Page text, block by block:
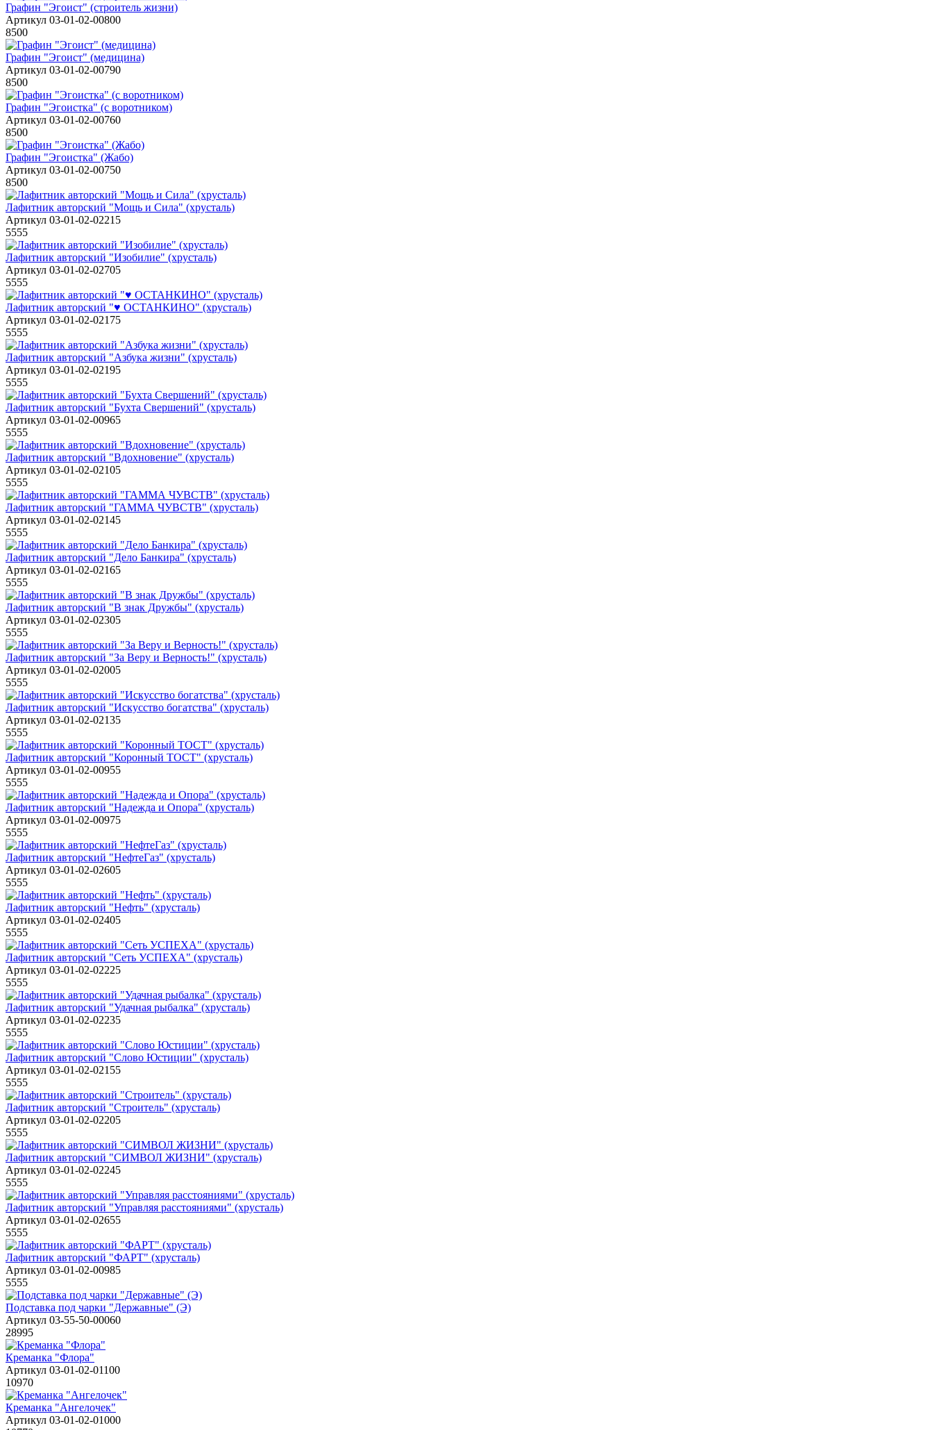
Графин "Эгоист" (строитель жизни)
Артикул 03-01-02-00800
8500
Графин "Эгоист" (медицина)
Артикул 03-01-02-00790
8500
Графин "Эгоистка" (с воротником)
Артикул 03-01-02-00760
8500
Графин "Эгоистка" (Жабо)
Артикул 03-01-02-00750
8500
Лафитник авторский "Мощь и Сила" (хрусталь)
Артикул 03-01-02-02215
5555
Лафитник авторский "Изобилие" (хрусталь)
Артикул 03-01-02-02705
5555
Лафитник авторский "♥ ОСТАНКИНО" (хрусталь)
Артикул 03-01-02-02175
5555
Лафитник авторский "Азбука жизни" (хрусталь)
Артикул 03-01-02-02195
5555
Лафитник авторский "Бухта Свершений" (хрусталь)
Артикул 03-01-02-00965
5555
Лафитник авторский "Вдохновение" (хрусталь)
Артикул 03-01-02-02105
5555
Лафитник авторский "ГАММА ЧУВСТВ" (хрусталь)
Артикул 03-01-02-02145
5555
Лафитник авторский "Дело Банкира" (хрусталь)
Артикул 03-01-02-02165
5555
Лафитник авторский "В знак Дружбы" (хрусталь)
Артикул 03-01-02-02305
5555
Лафитник авторский "За Веру и Верность!" (хрусталь)
Артикул 03-01-02-02005
5555
Лафитник авторский "Искусство богатства" (хрусталь)
Артикул 03-01-02-02135
5555
Лафитник авторский "Коронный ТОСТ" (хрусталь)
Артикул 03-01-02-00955
5555
Лафитник авторский "Надежда и Опора" (хрусталь)
Артикул 03-01-02-00975
5555
Лафитник авторский "НефтеГаз" (хрусталь)
Артикул 03-01-02-02605
5555
Лафитник авторский "Нефть" (хрусталь)
Артикул 03-01-02-02405
5555
Лафитник авторский "Сеть УСПЕХА" (хрусталь)
Артикул 03-01-02-02225
5555
Лафитник авторский "Удачная рыбалка" (хрусталь)
Артикул 03-01-02-02235
5555
Лафитник авторский "Слово Юстиции" (хрусталь)
Артикул 03-01-02-02155
5555
Лафитник авторский "Строитель" (хрусталь)
Артикул 03-01-02-02205
5555
Лафитник авторский "СИМВОЛ ЖИЗНИ" (хрусталь)
Артикул 03-01-02-02245
5555
Лафитник авторский "Управляя расстояниями" (хрусталь)
Артикул 03-01-02-02655
5555
Лафитник авторский "ФАРТ" (хрусталь)
Артикул 03-01-02-00985
5555
Подставка под чарки "Державные" (Э)
Артикул 03-55-50-00060
28995
Креманка "Флора"
Артикул 03-01-02-01100
10970
Креманка "Ангелочек"
Артикул 03-01-02-01000